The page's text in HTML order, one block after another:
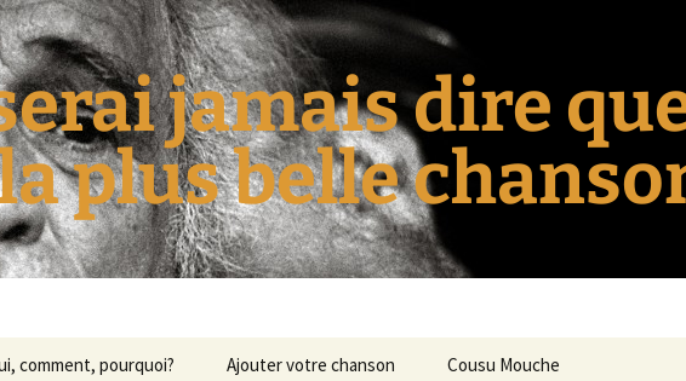
jamais dire
plus belle
comment, pourquoi? Ajouter votre chanson Cousu Mouche